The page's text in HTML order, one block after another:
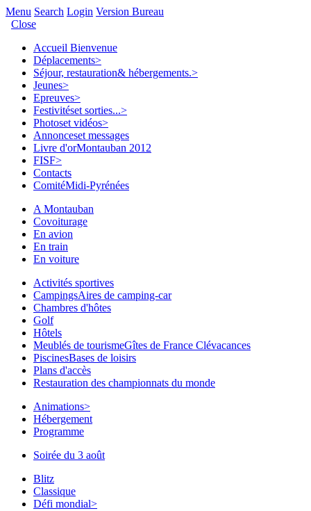
Menu Search Login Version Bureau
Close
Accueil Bienvenue
Déplacements>
Séjour, restauration& hébergements.>
Jeunes>
Epreuves>
Festivitéset sorties...>
Photoset vidéos>
Annonceset messages
Livre d'orMontauban 2012
FISF>
Contacts
ComitéMidi-Pyrénées
A Montauban
Covoiturage
En avion
En train
En voiture
Activités sportives
CampingsAires de camping-car
Chambres d'hôtes
Golf
Hôtels
Meublés de tourismeGîtes de France Clévacances
PiscinesBases de loisirs
Plans d'accès
Restauration des championnats du monde
Animations>
Hébergement
Programme
Soirée du 3 août
Blitz
Classique
Défi mondial>